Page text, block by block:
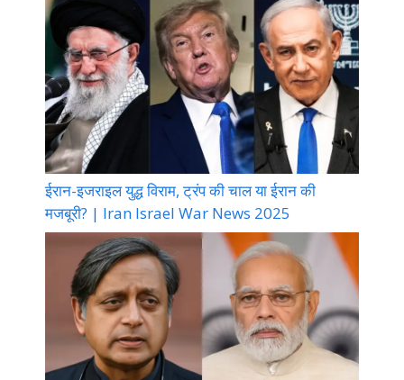
ईरान-इजराइल युद्ध विराम, ट्रंप की चाल या ईरान की
मजबूरी? | Iran Israel War News 2025